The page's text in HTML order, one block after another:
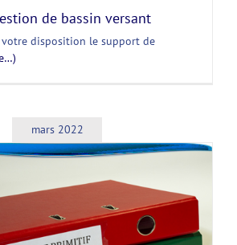
de bassin versant
votre disposition le support de
mars 2022